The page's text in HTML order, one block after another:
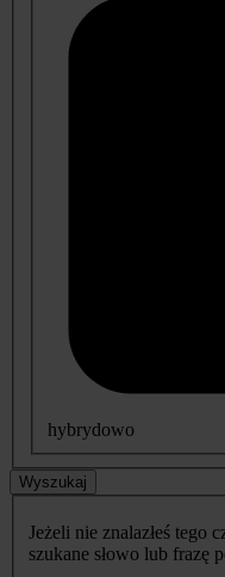
hybrydowo
Wyszukaj
Jeżeli nie znalazłeś tego
szukane słowo lub frazę